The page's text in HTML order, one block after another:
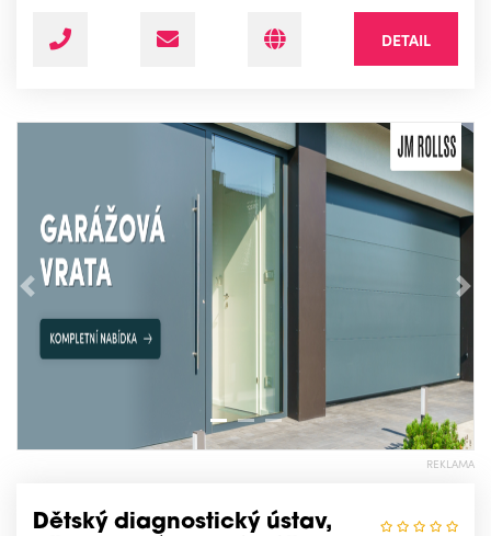
DETAIL
Předchozí
REKLAMA
Dětský diagnostický ústav,